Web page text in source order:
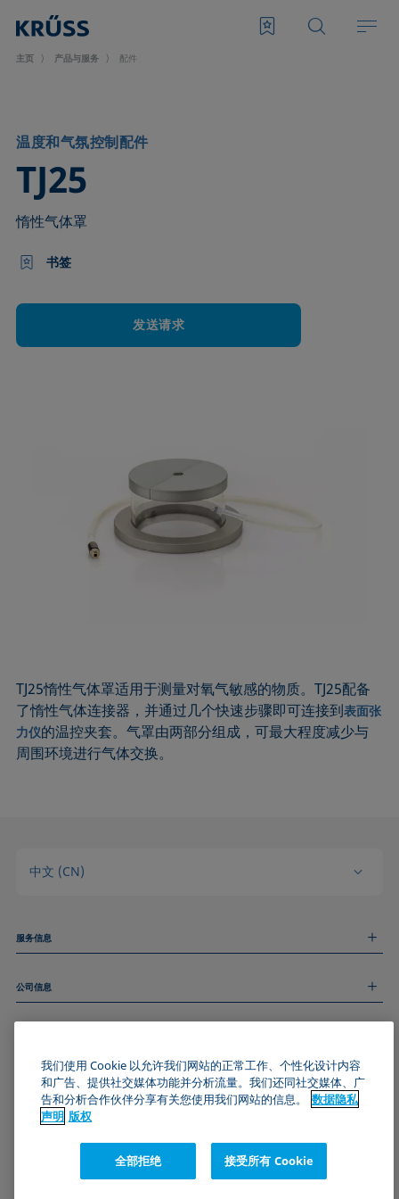
主页 产品与服务 配件
温度和气氛控制配件
TJ25
–
惰性气体罩
书签
发送请求
TJ25惰性气体罩适用于测量对氧气敏感的物质。TJ25配备
了惰性气体连接器，并通过几个快速步骤即可连接到表面张
力仪的温控夹套。气罩由两部分组成，可最大程度减少与
周围环境进行气体交换。
中文 (CN)
服务信息
技术服务
和我们取得联系
公司信息
关于我们
数据隐私声明
Cookie政策
订阅我们的新闻简报
加入KRÜSS社区
我们使用 Cookie 以允许我们网站的正常工作、个性化设计内容
和广告、提供社交媒体功能并分析流量。我们还同社交媒体、广
告和分析合作伙伴分享有关您使用我们网站的信息。
数据隐私
声明 版权
全部拒绝 接受所有 Cookie